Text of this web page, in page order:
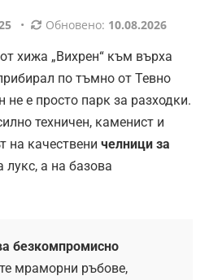
• Обновено: 10.08.2026
хижа „Вихрен“ към върха
по тъмно от Тевно
не е просто парк за разходки.
техничен, каменист и
на качествени челници за
лукс, а на базова
безкомпромисно
мраморни ръбове,